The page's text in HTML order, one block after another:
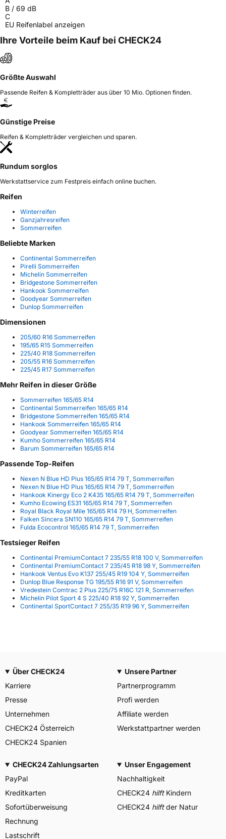
B / 69 dB
C
EU Reifenlabel anzeigen
Ihre Vorteile beim Kauf bei CHECK24
Größte Auswahl
Passende Reifen & Kompletträder aus über 10 Mio. Optionen finden.
Günstige Preise
Reifen & Kompletträder vergleichen und sparen.
Rundum sorglos
Werkstattservice zum Festpreis einfach online buchen.
Reifen
Winterreifen
Ganzjahresreifen
Sommerreifen
Beliebte Marken
Continental Sommerreifen
Pirelli Sommerreifen
Michelin Sommerreifen
Bridgestone Sommerreifen
Hankook Sommerreifen
Goodyear Sommerreifen
Dunlop Sommerreifen
Dimensionen
205/60 R16 Sommerreifen
195/65 R15 Sommerreifen
225/40 R18 Sommerreifen
205/55 R16 Sommerreifen
225/45 R17 Sommerreifen
Mehr Reifen in dieser Größe
Sommerreifen 165/65 R14
Continental Sommerreifen 165/65 R14
Bridgestone Sommerreifen 165/65 R14
Hankook Sommerreifen 165/65 R14
Goodyear Sommerreifen 165/65 R14
Kumho Sommerreifen 165/65 R14
Barum Sommerreifen 165/65 R14
Passende Top-Reifen
Nexen N Blue HD Plus 165/65 R14 79 T, Sommerreifen
Nexen N Blue HD Plus 165/65 R14 79 T, Sommerreifen
Hankook Kinergy Eco 2 K435 165/65 R14 79 T, Sommerreifen
Kumho Ecowing ES31 165/65 R14 79 T, Sommerreifen
Royal Black Royal Mile 165/65 R14 79 H, Sommerreifen
Falken Sincera SN110 165/65 R14 79 T, Sommerreifen
Fulda Ecocontrol 165/65 R14 79 T, Sommerreifen
Testsieger Reifen
Continental PremiumContact 7 235/55 R18 100 V, Sommerreifen
Continental PremiumContact 7 235/45 R18 98 Y, Sommerreifen
Hankook Ventus Evo K137 255/45 R19 104 Y, Sommerreifen
Dunlop Blue Response TG 195/55 R16 91 V, Sommerreifen
Vredestein Comtrac 2 Plus 225/75 R16C 121 R, Sommerreifen
Michelin Pilot Sport 4 S 225/40 R18 92 Y, Sommerreifen
Continental SportContact 7 255/35 R19 96 Y, Sommerreifen
Über CHECK24
Karriere
Presse
Unternehmen
CHECK24 Österreich
CHECK24 Spanien
Unsere Partner
Partnerprogramm
Profi werden
Affiliate werden
Werkstattpartner werden
CHECK24 Zahlungsarten
PayPal
Kreditkarten
Sofortüberweisung
Rechnung
Lastschrift
Unser Engagement
Nachhaltigkeit
CHECK24 hilftKindern
CHECK24 hilftder Natur